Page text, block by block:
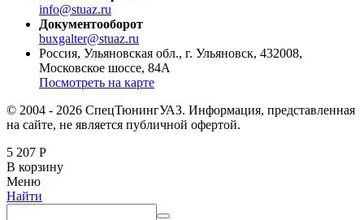
info@stuaz.ru
Документооборот
buxgalter@stuaz.ru
Россия, Ульяновская обл., г. Ульяновск, 432008,
Московское шоссе, 84А
Посмотреть на карте
© 2004 - 2026 СпецТюнингУАЗ. Информация, представленная
на сайте, не является публичной офертой.
5 207 Р
В корзину
Меню
Найти